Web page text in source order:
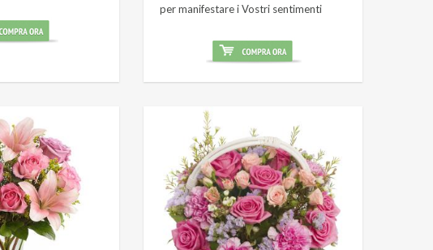
per manifestare i Vostri sentimenti